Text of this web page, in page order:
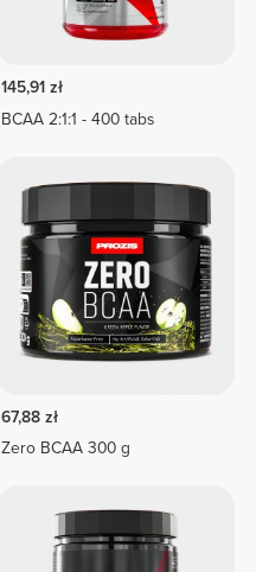
145,91 zł
BCAA 2:1:1 - 400 tabs
67,88 zł
Zero BCAA 300 g